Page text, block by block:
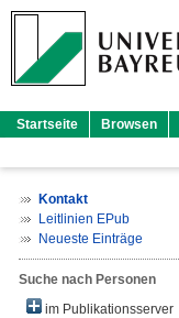
Startseite Browsen
Kontakt
Leitlinien EPub
Neueste Einträge
Suche nach Personen
im Publikationsserver